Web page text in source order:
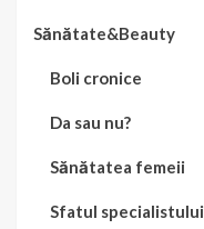
Sănătate&Beauty
Boli cronice
Da sau nu?
Sănătatea femeii
Sfatul specialistului